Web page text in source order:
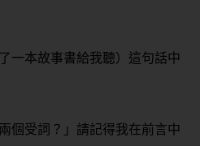
一本故事書給我聽）這句話中
個受詞？」請記得我在前言中